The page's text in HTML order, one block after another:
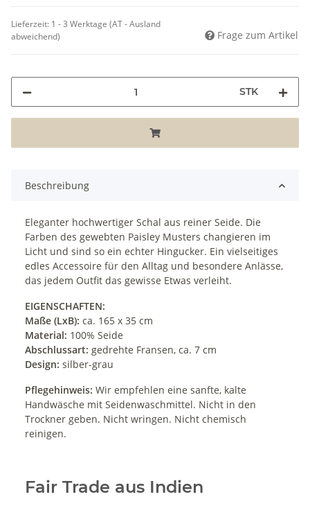
Lieferzeit: 1 - 3 Werktage (AT - Ausland
abweichend)
Frage zum Artikel
STK
Beschreibung
Eleganter hochwertiger Schal aus reiner Seide. Die
Farben des gewebten Paisley Musters changieren im
Licht und sind so ein echter Hingucker. Ein vielseitiges
edles Accessoire für den Alltag und besondere Anlässe,
das jedem Outfit das gewisse Etwas verleiht.
EIGENSCHAFTEN:
Maße (LxB): ca. 165 x 35 cm
Material: 100% Seide
Abschlussart: gedrehte Fransen, ca. 7 cm
Design: silber-grau
Pflegehinweis: Wir empfehlen eine sanfte, kalte
Handwäsche mit Seidenwaschmittel. Nicht in den
Trockner geben. Nicht wringen. Nicht chemisch
reinigen.
Fair Trade aus Indien